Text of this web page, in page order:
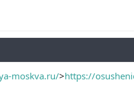
moskva.ru/>https://